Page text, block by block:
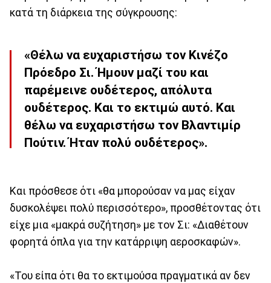
κατά τη διάρκεια της σύγκρουσης:
«Θέλω να ευχαριστήσω τον Κινέζο
Πρόεδρο Σι. Ήμουν μαζί του και
παρέμεινε ουδέτερος, απόλυτα
ουδέτερος. Και το εκτιμώ αυτό. Και
θέλω να ευχαριστήσω τον Βλαντιμίρ
Πούτιν. Ήταν πολύ ουδέτερος».
Και πρόσθεσε ότι «θα μπορούσαν να μας είχαν
δυσκολέψει πολύ περισσότερο», προσθέτοντας ότι
είχε μια «μακρά συζήτηση» με τον Σι: «Διαθέτουν
φορητά όπλα για την κατάρριψη αεροσκαφών».
«Του είπα ότι θα το εκτιμούσα πραγματικά αν δεν